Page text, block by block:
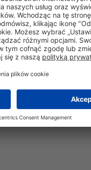
krótkotrwale +135°C